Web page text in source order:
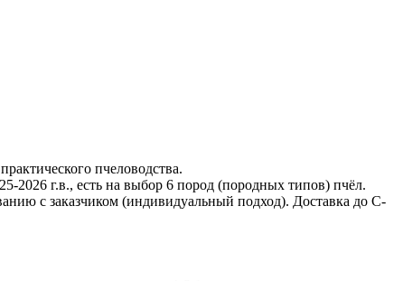
пчеловодства.
г.в., есть на выбор 6 пород (породных типов) пчёл.
с заказчиком (индивидуальный подход). Доставка до С-